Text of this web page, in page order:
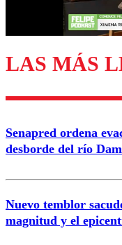
LAS MÁS
Senapred ordena
desborde del río
Nuevo temblor
magnitud y el